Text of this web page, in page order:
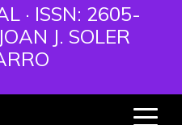
· ISSN: 2605-
J. SOLER